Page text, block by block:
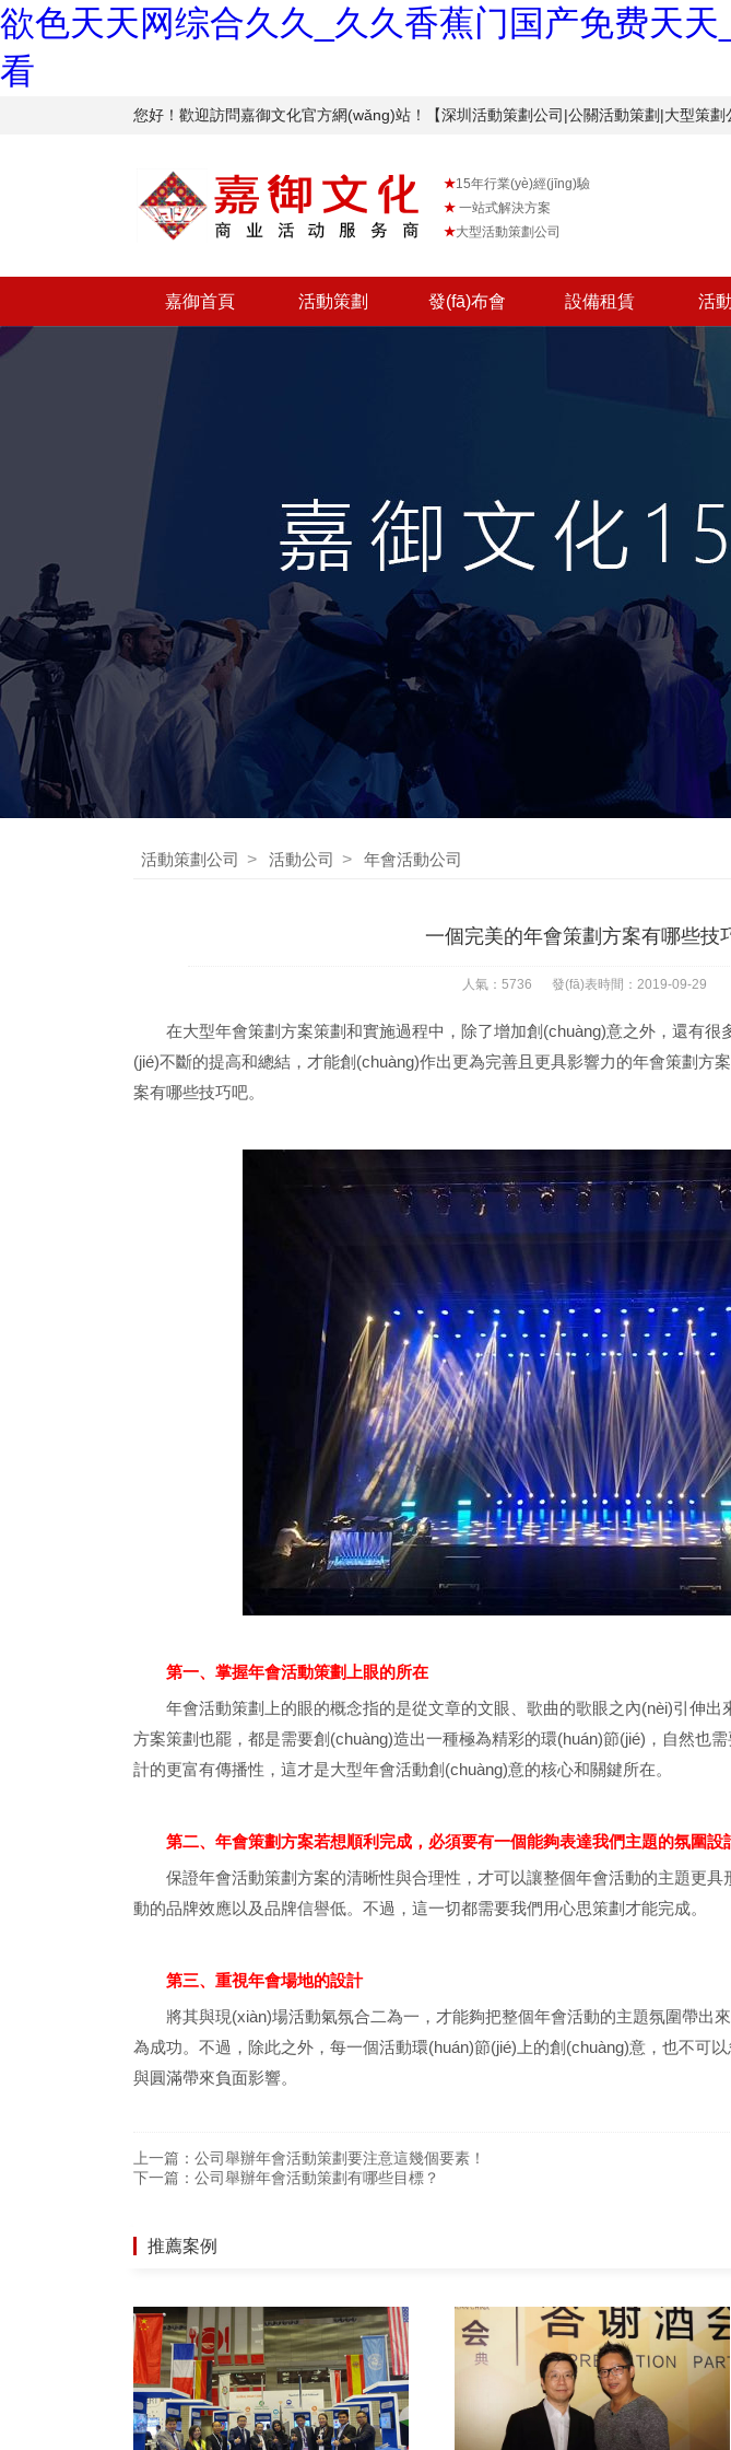
欲色天天网综合久久_久久香蕉门国产免费天
看
您好！歡迎訪問嘉御文化官方網(wǎng)站！【深圳活動策劃公司|公關活動策劃|大型
★15年行業(yè)經(jīng)驗
★ 一站式解決方案
★大型活動策劃公司
嘉御首頁 活動策劃 發(fā)布會 設備租賃 活
活動策劃公司 > 活動公司 > 年會活動公司
一個完美的年會策劃方案有哪些技
人氣：5736 發(fā)表時間：2019-09-29
在大型年會策劃方案策劃和實施過程中，除了增加創(chuàng)意之外，還
(jié)不斷的提高和總結，才能創(chuàng)作出更為完善且更具影響力的年會策劃方案來
案有哪些技巧吧。
第一、掌握年會活動策劃上眼的所在
年會活動策劃上的眼的概念指的是從文章的文眼、歌曲的歌眼之內(nèi)引伸出來
方案策劃也罷，都是需要創(chuàng)造出一種極為精彩的環(huán)節(jié)，自然
計的更富有傳播性，這才是大型年會活動創(chuàng)意的核心和關鍵所在。
第二、年會策劃方案若想順利完成，必須要有一個能夠表達我們主題的氛圍設
保證年會活動策劃方案的清晰性與合理性，才可以讓整個年會活動的主題更具
動的品牌效應以及品牌信譽低。不過，這一切都需要我們用心思策劃才能完成。
第三、重視年會場地的設計
將其與現(xiàn)場活動氣氛合二為一，才能夠把整個年會活動的主題氛圍帶出來
為成功。不過，除此之外，每一個活動環(huán)節(jié)上的創(chuàng)意，也
與圓滿帶來負面影響。
上一篇： 公司舉辦年會活動策劃要注意這幾個要素！
下一篇： 公司舉辦年會活動策劃有哪些目標？
推薦案例